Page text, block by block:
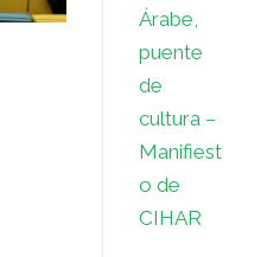
Árabe,
puente
de
cultura –
Manifiest
o de
CIHAR